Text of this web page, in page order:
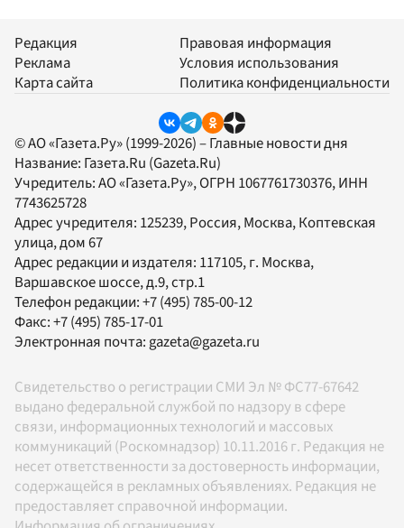
Редакция
Реклама
Карта сайта
Правовая информация
Условия использования
Политика конфиденциальности
© АО «Газета.Ру» (1999-2026) – Главные новости дня
Название: Газета.Ru (Gazeta.Ru)
Учредитель:АО «Газета.Ру», ОГРН 1067761730376, ИНН
7743625728
Адрес учредителя: 125239, Россия, Москва, Коптевская
улица, дом 67
Адрес редакции и издателя: 117105, г. Москва,
Варшавское шоссе, д.9, стр.1
Телефон редакции:+7 (495) 785-00-12
Факс:+7 (495) 785-17-01
Электронная почта: gazeta@gazeta.ru
Свидетельство о регистрации СМИ Эл № ФС77-67642
выдано федеральной службой по надзору в сфере
связи, информационных технологий и массовых
коммуникаций (Роскомнадзор) 10.11.2016 г. Редакция не
несет ответственности за достоверность информации,
содержащейся в рекламных объявлениях. Редакция не
предоставляет справочной информации.